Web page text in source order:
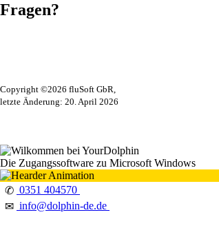
Fragen?
Copyright ©2026 fluSoft GbR,
letzte Änderung: 20. April 2026
Die Zugangssoftware zu Microsoft Windows
✆ 0351 404570
✉ info@dolphin-de.de